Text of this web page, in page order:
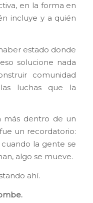
en la forma en
incluye y a quién
estado donde
solucione nada
comunidad
luchas que la
más dentro de un
un recordatorio:
la gente se
algo se mueve.
ahí.